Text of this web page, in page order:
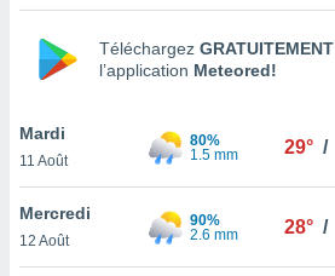
ainsi
un
la
du
Téléchargez GRATUITEMENT
l’application Meteored!
Mardi
11 Août
80%
1.5 mm
29° /
Mercredi
12 Août
90%
2.6 mm
28° /